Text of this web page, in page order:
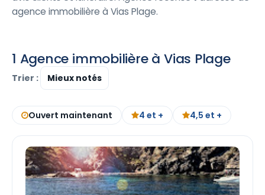
agence immobilière à Vias Plage.
1 Agence immobilière à Vias Plage
Trier :
Ouvert maintenant 4 et + 4,5 et +